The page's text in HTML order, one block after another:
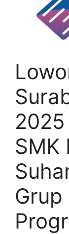
SMK
Grup